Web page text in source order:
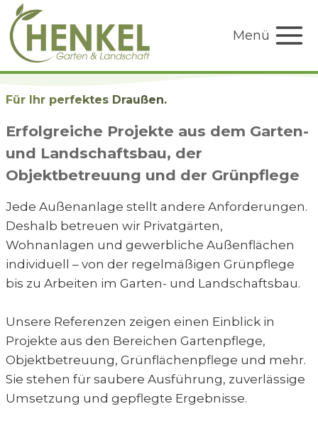
Zum
Inhalt
springen
Menü
Für Ihr perfektes Draußen.
Erfolgreiche Projekte aus dem Garten-
und Landschaftsbau, der
Objektbetreuung und der Grünpflege
Jede Außenanlage stellt andere Anforderungen.
Deshalb betreuen wir Privatgärten,
Wohnanlagen und gewerbliche Außenflächen
individuell – von der regelmäßigen Grünpflege
bis zu Arbeiten im Garten- und Landschaftsbau.
Unsere Referenzen zeigen einen Einblick in
Projekte aus den Bereichen Gartenpflege,
Objektbetreuung, Grünflächenpflege und mehr.
Sie stehen für saubere Ausführung, zuverlässige
Umsetzung und gepflegte Ergebnisse.